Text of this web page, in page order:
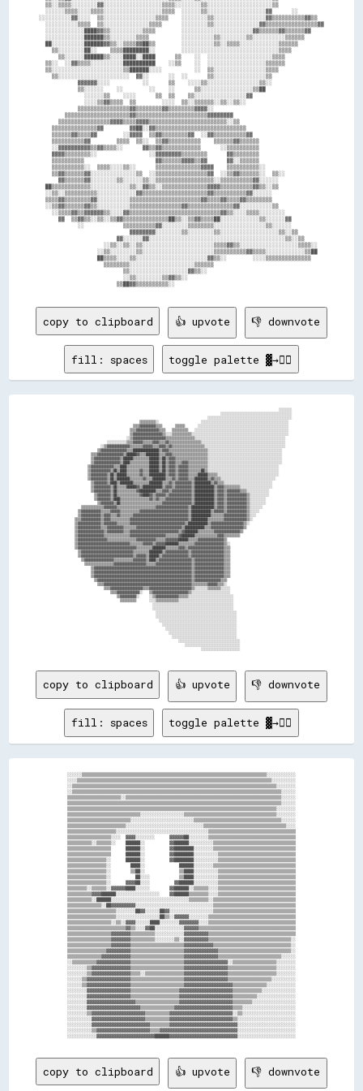
  ▒▒░░▒▒▒▒░░░░░░░░▓▓░░░░░░░░░░░░░░░░░░▒▒▒▒░░░░░░░░▒▒░░░░░░░░░░░░░░░░░░░░▒▒
  ░░░░░░▒▒▒▒░░░░▒▒▒▒░░░░░░░░░░░░░░░░░░▒▒▒▒  ░░░░░░▒▒░░░░░░░░░░░░░░░░░░▓▓      ░░
░░░░░░░░░░▓▓░░░░  ▒▒░░░░░░░░░░░░░░░░▒▒▒▒    ░░░░░░░░▒▒░░░░░░░░░░░░░░░░▓▓▒▒▒▒▒▒▒▒▒▒▓▓▒▒
  ░░░░░░░░░░▒▒▒▒  ▒▒░░░░░░░░░░░░░░▒▒▒▒      ░░░░░░░░▒▒░░░░░░░░░░░░░░▓▓▒▒▒▒▒▒▒▒▒▒▒▒▒▒▒▒▓▓
  ░░░░░░░░░░░░████▓▓▒▒░░░░░░░░░░▒▒▒▒        ░░░░░░░░░░░░░░░░░░░░░░▓▓▒▒▒▒▒▒▓▓▒▒▒▒▒▒▓▓
  ░░░░░░░░░░░░██████▒▒░░░░░░░░▒▒▒▒          ░░░░░░░░░░▒▒░░░░░░░░▒▒░░░░░░░░░░▒▒▒▒▒▒
  ██░░░░░░░░░░██████▓▓▒▒░░▒▒▒▒▓▓██▒▒        ░░░░░░░░░░▒▒░░▒▒▒▒░░░░░░░░░░░░▒▒▒▒▒▒
    ▒▒░░░░░░░░██░░    ▒▒▒▒████████░░        ░░░░░░░░░░░░░░░░░░░░░░░░░░░░░░▒▒▒▒
      ▒▒░░░░░░██████▒▒░░░░████░░████      ▒▒    ░░  ░░░░░░░░░░░░░░░░░░░░▒▒▒▒
  ▒▒░░  ░░▓▓▒▒▒▒░░░░░░░░░░██████████    ░░▒▒    ░░  ░░░░░░░░░░░░░░░░░░▒▒▒▒▒▒
  ▒▒░░░░░░░░░░░░░░░░░░░░░░▒▒██████░░░░          ░░  ▒▒░░░░░░░░░░░░░░░░▒▒▒▒
    ▒▒░░░░░░░░░░░░░░░░░░░░░░  ▓▓░░      ░░  ░░      ▒▒░░░░░░░░░░░░░░░░▒▒
            ▓▓▓▓▓▓░░░░          ░░      ▒▒    ░░░░▒▒░░░░░░░░░░░░░░░░▒▒░░
            ▒▒░░░░░░    ░░        ░░    ░░      ▒▒░░░░░░░░░░░░░░░░▒▒██
              ░░░░░░▒▒    ░░░░      ▒▒  ▒▒    ▒▒░░░░░░░░░░░░░░░░▓▓
              ░░░░▒▒▓▓▒▒▒▒  ▒▒        ░░░░  ▒▒░░▒▒▒▒▒▒░░▒▒░░▒▒░░
            ▒▒▒▒▒▒▒▒▒▒▒▒▒▒▒▒▓▓▒▒▒▒▒▒▒▒▓▓▒▒▒▒▒▒▒▒▓▓▓▓░░
        ▒▒▒▒▒▒▒▒▒▒▒▒▒▒▒▒▒▒▒▒▓▓▒▒▒▒▒▒▒▒▒▒▒▒▒▒▒▒▒▒▒▒▒▒▓▓▓▓▓▓▓▓
      ▒▒▒▒▒▒▒▒▒▒▒▒▒▒▒▒▓▓▓▓▒▒▒▒▓▓▓▓▒▒▒▒▒▒▒▒▒▒▒▒▒▒▒▒▒▒▒▒▒▒▒▒░░▒▒
    ▒▒▒▒▒▒▒▒▒▒▒▒▒▒▓▓        ▓▓██░░▓▓▒▒▒▒▒▒▒▒▒▒▒▒▒▒▒▒▒▒▒▒▒▒▒▒▒▒▒▒
    ▒▒▒▒▒▒▓▓▒▒▒▒▓▓        ░░▓▓▓▓  ▒▒▓▓▒▒▒▒▒▒▒▒▓▓  ░░▓▓▒▒▒▒▒▒▒▒▒▒▓▓
    ▒▒▒▒▒▒▒▒▒▒▓▓        ▒▒▒▒  ▒▒░░  ▒▒▓▓▒▒▒▒▒▒▒▒▒▒    ▒▒▒▒▒▒▓▓▒▒▒▒▒▒
    ░░▓▓▓▓▓▓▓▓▓▓▒▒▓▓▒▒▒▒░░      ▓▓▒▒▓▓▒▒▒▒▒▒▒▒▒▒▒▒      ░░▒▒▒▒▒▒▒▒▒▒
    ▓▓▓▓▒▒▒▒▒▒▒▒░░                ░░▓▓▓▓▓▓▓▓▒▒▒▒▒▒▒▒      ▓▓▒▒▒▒▒▒▒▒
    ▒▒▒▒▒▒▒▒▒▒                      ▓▓▒▒▒▒▒▒▓▓▓▓▒▒▓▓      ▓▓░░▒▒▒▒▒▒
    ▒▒▒▒▒▒▒▒▒▒░░  ▒▒▒▒░░░░▒▒░░      ▒▒▒▒▒▒▒▒▒▒▒▒▒▒▓▓▓▓    ▒▒▒▒▒▒▒▒▒▒░░
    ▒▒▓▓▒▒▒▒▒▒▓▓░░░░░░░░░░░░░░▒▒  ░░▒▒▒▒▒▒▒▒▒▒▒▒▒▒▒▒▓▓  ░░▒▒▓▓▒▒▒▒▒▒░░  ▒▒░░
      ▓▓▒▒▒▒▒▒▓▓░░░░░░░░▒▒░░░░░░▒▒░░▒▒▒▒▒▒▒▒▒▒▒▒▒▒▒▒▒▒░░▒▒▒▒▒▒▒▒▒▒▓▓░░░░░░
  ██▒▒▒▒▒▒▒▒▒▒▒▒░░░░░░░░░░░░▒▒░░▓▓▒▒░░▒▒▒▒▒▒▒▒▒▒▒▒▒▒▓▓▓▓▒▒▒▒▒▒▒▒▒▒▓▓▒▒░░▒▒
  ░░▒▒░░▒▒▒▒▒▒▒▒▒▒░░░░░░░░░░░░▓▓▒▒▒▒▒▒▒▒▒▒▒▒▒▒▒▒▒▒▒▒▓▓▒▒▒▒▒▒▒▒▒▒▓▓░░░░░░
  ▒▒▒▒▓▓▒▒▒▒▒▒▒▒▓▓░░░░░░░░░░▒▒▒▒▒▒▒▒▒▒▒▒▒▒▒▒▒▒▒▒▒▒▓▓▒▒▒▒▓▓▒▒▒▒▓▓▒▒▒▒▒▒▒▒
  ░░▒▒▓▓▒▒▒▒▒▒▓▓▒▒░░░░░░░░░░▒▒▒▒▒▒▒▒▒▒▒▒▒▒▒▒▓▓▒▒▒▒▒▒▒▒▒▒▒▒▒▒▓▓░░░░░░░░░░▒▒
    ░░▒▒▒▒▓▓▒▒▓▓▓▓▓▓▒▒░░░░▓▓▒▒▒▒▒▒▒▒▒▒▒▒▒▒▒▒▒▒▒▒▒▒▒▒▒▒▒▒▓▓▒▒░░░░▒▒▒▒░░░░░░░░
      ▓▓  ▒▒▓▓▒▒░░▒▒░░▒▒▓▓▒▒▒▒▒▒▒▒▒▒▒▒▒▒██▒▒░░▒▒▓▓▒▒▒▒██░░░░░░░░░░░░▒▒░░░░░░▓▓
            ░░            ▒▒▒▒▒▒▒▒▒▒▓▓░░░░░░░░▒▒▒▒▒▒▒▒░░░░░░░░░░░░░░░░▒▒░░░░░░
                            ▓▓▓▓▓▓▓▓░░░░░░░░▒▒░░░░░░░░▒▒░░░░░░░░░░░░░░░░░░▒▒░░▒▒
                        ▓▓░░░░░░▓▓░░░░░░░░░░░░░░░░░░░░░░░░░░░░░░░░░░░░░░░░░░▒▒░░▒▒
                    ░░▒▒░░▒▒░░▒▒░░░░░░░░░░░░░░░░░░░░░░▒▒▒▒▓▓▒▒░░░░░░░░░░░░░░░░░░▒▒▒▒░░
                  ░░▒▒░░░░░░░░▒▒░░░░░░░░░░░░░░░░░░░░░░▒▒▒▒▒▒▒▒▒▒▓▓▒▒▒▒░░░░░░░░░░░░▒▒██
                  ██▒▒▒▒░░░░▒▒░░░░░░░░░░░░░░░░░░░░░░▓▓▒▒░░        ░░░░▒▒▒▒▒▒▒▒▒▒▒▒▒▒
                    ▒▒▒▒▒▒▒▒░░░░░░░░░░░░░░░░░░░░▒▒▒▒▒▒
                          ▒▒░░░░░░░░░░░░░░░░░░▓▓▒▒░░
                          ░░▒▒░░░░░░░░▒▒▓▓▒▒░░
copy to clipboard 👍 upvote 👎 downvote
fill: spaces toggle palette ▓→✊🏽
                                          ▒▒▒▒▒▒▒▒▒▒░░                          ░░░░░░░░░░░░░░░░░░░░░░░░░░░░░░░░░░░░░░░░░░░░░░░░░░░░░░
                                      ▒▒▒▒▓▓▓▓▓▓▓▓▓▓▒▒▒▒        ▒▒▒▒▒▒        ░░░░░░░░░░░░░░░░░░░░░░░░░░░░░░░░░░░░░░░░░░░░░░░░░░░░░░░░
                                    ▒▒▒▒▓▓▓▓▓▓▓▓▓▓▓▓▓▓▒▒▒▒    ▒▒▒▒▒▒▒▒▒▒    ░░░░░░░░░░░░░░░░░░░░░░░░░░░░░░░░░░░░░░░░░░░░░░░░░░░░░░░░░░
                                    ▒▒▓▓▓▓▓▓▓▓▓▓▓▓▓▓▓▓▓▓▒▒░░░░▒▒▒▒▒▒▒▒▒▒▒▒░░░░░░░░░░░░░░░░░░░░░░░░░░░░░░░░░░░░░░░░░░░░░░░░░░░░░░░░░░░░
                                  ░░▒▒▓▓▓▓▓▓▓▓▓▓▓▓▓▓▓▓▓▓▓▓▒▒▒▒▒▒▒▒▒▒▒▒▒▒▒▒▒▒░░░░░░░░░░░░░░░░░░░░░░░░░░░░░░░░░░░░░░░░░░░░░░░░░░░░░░░░
                      ░░░░░░░░░░░░▒▒▒▒▓▓▓▓▓▓▒▒▒▒▒▒▓▓▓▓▒▒▒▒▓▓▒▒▒▒▒▒▒▒▒▒▒▒▒▒▒▒▒▒▒▒░░░░░░░░░░░░░░░░░░░░░░░░░░░░░░░░░░░░░░░░░░░░░░░░░░░░
                  ░░▒▒▓▓▓▓▓▓▓▓▓▓▓▓▓▓▒▒▒▒▒▒▒▒▓▓▓▓▓▓▒▒▒▒▓▓▓▓▒▒▓▓▒▒▒▒▒▒▒▒▒▒▒▒▒▒▒▒▒▒▒▒░░░░░░░░░░░░░░░░░░░░░░░░░░░░░░░░░░░░░░░░░░░░░░░░░░
                ▒▒▓▓▓▓▓▓▓▓▓▓▓▓▓▓▓▓▒▒▒▒████████████████▒▒▓▓▓▓▒▒▒▒▒▒▒▒▒▒▒▒▒▒▒▒▒▒▒▒▒▒▒▒░░░░░░░░░░░░░░░░░░░░░░░░░░░░░░░░░░░░░░░░░░░░░░
            ▒▒▒▒▓▓▓▓▓▓▓▓▓▓▓▓▓▓▓▓▒▒██████▓▓▒▒▒▒████████▒▒▒▒▓▓▓▓▒▒▒▒▒▒▒▒▒▒▒▒▒▒▒▒▒▒▒▒▒▒░░░░░░░░░░░░░░░░░░░░░░░░░░░░░░░░░░░░░░░░░░░░░░
            ▒▒▓▓▓▓▓▓▓▓▓▓▓▓▓▓▓▓▒▒██████▒▒▒▒▒▒▒▒▒▒██████▒▒██▒▒▓▓▓▓▒▒▒▒▒▒▒▒▒▒▒▒▒▒▒▒▒▒▒▒░░░░░░░░░░░░░░░░░░░░░░░░░░░░░░░░░░░░░░░░░░░░░░
            ▒▒▓▓▓▓▓▓▓▓▓▓▓▓▓▓▓▓▒▒████▒▒▒▒▒▒▒▒▒▒▒▒██████▒▒██▒▒▓▓▓▓▒▒▒▒▓▓▓▓▒▒▒▒▒▒▒▒▒▒▒▒░░░░░░░░░░░░░░░░░░░░░░░░░░░░░░░░░░░░░░░░░░░░░░
          ▒▒▓▓▓▓▓▓▓▓▓▓▓▓▓▓▒▒▒▒████▒▒▒▒▒▒▒▒▒▒▒▒▒▒██████▒▒██▒▒▓▓▓▓▒▒▓▓▓▓▓▓▒▒▒▒▒▒▒▒▒▒▒▒░░░░░░░░░░░░░░░░░░░░░░░░░░░░░░░░░░░░░░░░░░░░
          ▒▒▓▓▓▓▓▓▓▓▓▓▓▓▒▒██▒▒████▒▒▒▒▒▒▒▒▓▓▒▒▒▒██████▒▒██▒▒▓▓▓▓▒▒▓▓▓▓▓▓▒▒▒▒▒▒▒▒██▒▒░░░░░░░░░░░░░░░░░░░░░░░░░░░░░░░░░░░░░░░░░░░░
          ▒▒▓▓▓▓▓▓▓▓▓▓▒▒██▒▒██████▒▒▒▒▒▒▒▒▓▓▒▒▒▒██████████▒▒▓▓▓▓▒▒▓▓▓▓▓▓▒▒▒▒▒▒██████▒▒▒▒▒▒░░░░░░░░░░░░░░░░░░░░░░░░░░░░░░░░░░░░░░
          ▒▒▓▓▓▓▓▓▓▓▓▓▒▒██▒▒████████▒▒▒▒▒▒▒▒▓▓▒▒▒▒████████▒▒▒▒▓▓▒▒▓▓▓▓▓▓▒▒▒▒████████▒▒▓▓▒▒▒▒░░░░░░░░░░░░░░░░░░░░░░░░░░░░░░░░░░
            ▒▒▓▓▓▓▓▓▓▓▒▒████▒▒████████▒▒▒▒▒▒▒▒▒▒████████▒▒▒▒▓▓▒▒▓▓▓▓▓▓▓▓▓▓▒▒██████████▒▒▓▓▒▒▒▒░░░░░░░░░░░░░░░░░░░░░░░░░░░░░░
            ▒▒▓▓▓▓▓▓▓▓▓▓▒▒██▒▒▒▒▒▒██████▓▓▒▒████████████▒▒▓▓▓▓▒▒▓▓▓▓▓▓▓▓▓▓▒▒████████████▒▒▓▓▓▓▒▒▒▒▒▒▒▒▒▒░░░░░░░░░░░░░░░░░░░░
            ▒▒▓▓▓▓▓▓▓▓▓▓▒▒██▒▒▒▒▒▒▒▒▒▒▒▒▓▓██████████▒▒▒▒▓▓▓▓▒▒▓▓▓▓▓▓▓▓▓▓▓▓▒▒████████████▒▒▓▓▓▓▒▒▓▓▓▓▓▓▓▓▒▒▒▒░░░░░░░░░░░░░░
              ▒▒▓▓▓▓▓▓▓▓▒▒██▒▒▒▒▒▒▒▒▒▒▒▒▒▒▓▓████▓▓▒▒▓▓▓▓▓▓▒▒▓▓▓▓▓▓▓▓▓▓▓▓▓▓▒▒████████████▒▒▓▓▓▓▒▒▓▓▓▓▓▓▓▓▓▓▓▓▒▒░░░░░░░░░░░░
              ▒▒▓▓▓▓▓▓▓▓▒▒████▒▒▒▒▒▒▒▒▒▒▒▒▒▒▒▒▒▒▓▓▒▒▓▓▒▒▒▒▓▓▓▓▓▓▓▓▓▓▓▓▓▓▓▓▒▒████████████▒▒▓▓▓▓▒▒▓▓▓▓▓▓▓▓▓▓▓▓▒▒░░░░░░░░░░
                ▒▒▓▓▓▓▓▓▓▓▒▒██▒▒▒▒▒▒▒▒▒▒▒▒▒▒▒▒▒▒▒▒▒▒▒▒▒▒▓▓▓▓▓▓▓▓▓▓▓▓▓▓▓▓▓▓▒▒████████████▒▒▓▓▓▓▒▒▓▓▓▓▓▓▓▓▓▓▓▓▒▒░░░░░░░░░░
      ▒▒▒▒▒▒▒▒▒▒▒▒▒▒▓▓▓▓▓▓▓▓▒▒▒▒▒▒▒▒▒▒▒▒▒▒▒▒▒▒▒▒▒▒▒▒▓▓▓▓▓▓▓▓▓▓▓▓▓▓▓▓▓▓▓▓▒▒██████████████▒▒▓▓▓▓▒▒▓▓▓▓▓▓▓▓▓▓▓▓▒▒░░░░░░░░
    ▒▒▓▓▓▓▓▓▓▓▓▓▓▓▒▒▒▒▒▒▓▓▓▓▓▓▒▒▒▒▒▒▒▒▒▒▒▒▓▓▓▓▓▓▓▓▓▓▓▓▓▓▓▓▓▓▓▓▓▓▓▓▓▓▓▓▓▓▒▒████████████▒▒▓▓▓▓▓▓▒▒▓▓▓▓▓▓▓▓▓▓▓▓▒▒░░░░░░
    ▒▒▓▓▓▓▓▓▓▓▓▓▓▓▒▒▓▓▓▓▒▒▒▒▓▓▒▒▒▒▒▒▒▒▓▓▓▓▓▓▓▓▓▓▓▓▓▓▓▓▓▓▓▓▓▓▓▓▓▓▓▓▓▓▓▓▓▓▒▒████████████▒▒▒▒▒▒▒▒▓▓▓▓▓▓▓▓▓▓▓▓▓▓▒▒░░░░
  ▒▒▒▒▓▓▓▓▓▓▓▓▓▓▓▓▒▒▓▓▓▓▒▒▒▒▒▒▒▒▒▒▒▒▓▓▓▓▓▓▓▓▓▓▓▓▓▓▓▓▓▓▓▓▓▓▓▓▓▓▓▓▓▓▓▓▓▓▓▓▒▒██████████▒▒▒▒▒▒▒▒▒▒▓▓▓▓▓▓▓▓▓▓▓▓▓▓▒▒░░
  ▒▒▓▓▓▓▓▓▓▓▓▓▓▓▓▓▒▒▓▓▓▓▓▓▓▓▒▒▒▒▒▒▒▒▓▓▓▓▓▓▓▓▓▓▓▓▓▓▓▓▓▓▓▓▓▓▓▓▓▓▓▓▓▓▓▓▓▓▒▒████████████▒▒▓▓▓▓▓▓▓▓▓▓▓▓▓▓▓▓▓▓▓▓▒▒░░
  ▒▒▓▓▓▓▓▓▓▓▓▓▓▓▓▓▒▒▒▒▓▓▓▓▓▓▓▓▓▓▒▒▒▒▒▒▒▒▓▓▓▓▓▓▓▓▓▓▓▓▓▓▓▓▓▓▓▓▓▓▓▓▓▓▓▓▒▒████████████▒▒▒▒▓▓▓▓▓▓▓▓▓▓▓▓▓▓▓▓▓▓▓▓▒▒
  ▒▒▓▓▓▓▓▓▓▓▓▓▓▓▓▓▓▓▒▒▓▓▓▓▓▓▓▓▓▓▒▒▒▒▓▓▓▓▓▓▓▓▓▓▓▓▓▓▓▓▓▓▓▓▓▓▓▓▓▓▓▓▓▓▒▒▓▓████████▒▒▒▒▒▒▒▒▒▒▓▓▓▓▓▓▓▓▓▓▓▓▓▓▓▓▒▒
  ▒▒▓▓▓▓▓▓▓▓▓▓▓▓▓▓▓▓▒▒▒▒▒▒▒▒▒▒▒▒▒▒▒▒▓▓▓▓▓▓▓▓▓▓▓▓▓▓▓▓▓▓▓▓▓▓▒▒▒▒▒▒▒▒▓▓████████▒▒▒▒▒▒▒▒▒▒▒▒▒▒▓▓▓▓▒▒▒▒▒▒▒▒▒▒
  ▒▒▓▓▓▓▓▓▓▓▓▓▓▓▓▓▓▓▓▓▒▒▒▒▒▒▒▒▒▒▒▒▒▒▒▒▒▒▓▓▓▓▓▓▓▓▓▓▓▓▒▒▒▒▒▒▓▓▓▓▓▓▓▓██████▒▒▒▒▒▒▓▓▓▓▓▓▓▓▓▓▓▓▓▓▓▓▒▒
  ▒▒▓▓▓▓▓▓▓▓▓▓▓▓▓▓▓▓▓▓▓▓▓▓▓▓▓▓▓▓▓▓▓▓▒▒▒▒▒▒▒▒▓▓▓▓▓▓▒▒▓▓▓▓▓▓████████▒▒▒▒▒▒▒▒▒▒▓▓▓▓▓▓▓▓▓▓▓▓▓▓▓▓▓▓▒▒░░
  ▒▒▓▓▓▓▓▓▓▓▓▓▓▓▓▓▓▓▓▓▓▓▓▓▓▓▓▓▓▓▓▓▓▓▓▓▓▓▒▒▒▒▒▒▒▒▒▒████████▒▒▒▒▒▒▒▒▓▓▓▓▒▒▓▓▓▓▓▓▓▓▓▓▓▓▓▓▓▓▓▓▓▓▓▓▒▒▒▒
    ▒▒▓▓▓▓▓▓▓▓▓▓▓▓▓▓▓▓▓▓▓▓▓▓▓▓▓▓▓▓▓▓▓▓▒▒▒▒▒▒▒▒▒▒████████▒▒▓▓▓▓▓▓▓▓▓▓▓▓▓▓▒▒▓▓▓▓▓▓▓▓▓▓▓▓▓▓▓▓▓▓▓▓▒▒▒▒
    ▒▒▓▓▓▓▓▓▓▓▓▓▓▓▓▓▓▓▓▓▓▓▓▓▓▓▓▓▓▓▓▓▓▓▒▒▓▓▓▓▓▓▒▒██████▒▒▓▓▓▓▓▓▓▓▓▓▓▓▓▓▓▓▒▒▓▓▓▓▓▓▓▓▓▓▓▓▓▓▓▓▓▓▓▓▒▒▒▒
      ▒▒▓▓▓▓▓▓▓▓▓▓▓▓▓▓▓▓▓▓▒▒▒▒▒▒▒▒▒▒▒▒▓▓▓▓▓▓▓▓▒▒████▒▒▓▓▓▓▓▓▓▓▓▓▓▓▓▓▓▓▓▓▓▓▒▒▓▓▓▓▓▓▓▓▓▓▓▓▓▓▓▓▓▓▒▒▒▒
        ▒▒▒▒▒▒▒▒▒▒▒▒▒▒▒▒▒▒▓▓▓▓▓▓▓▓▓▓▓▓▓▓▓▓▓▓▓▓▒▒▒▒▒▒▓▓▓▓▓▓▓▓▓▓▓▓▓▓▓▓▓▓▓▓▓▓▒▒▓▓▓▓▓▓▓▓▓▓▓▓▓▓▓▓▓▓▒▒▒▒
            ▒▒▓▓▓▓▓▓▓▓▓▓▓▓▓▓▓▓▓▓▓▓▓▓▓▓▓▓▓▓▓▓▓▓▓▓▓▓▓▓▓▓▓▓▓▓▓▓▓▓▓▓▓▓▓▓▓▓▓▓▓▓▒▒▓▓▓▓▓▓▓▓▓▓▓▓▓▓▓▓▓▓▒▒▒▒
            ▒▒▓▓▓▓▓▓▓▓▓▓▓▓▓▓▓▓▓▓▓▓▓▓▓▓▓▓▓▓▓▓▓▓▓▓▓▓▓▓▓▓▓▓▓▓▓▓▓▓▓▓▓▓▓▓▓▓▓▓▓▓▒▒▓▓▓▓▓▓▓▓▓▓▓▓▓▓▓▓▓▓▒▒▒▒
            ▒▒▓▓▓▓▓▓▓▓▓▓▓▓▓▓▓▓▓▓▓▓▓▓▓▓▓▓▓▓▓▓▓▓▓▓▓▓▓▓▓▓▓▓▓▓▓▓▓▓▓▓▓▓▓▓▓▓▓▓▓▓▒▒▓▓▓▓▓▓▓▓▓▓▓▓▓▓▓▓▓▓▒▒▒▒
              ▒▒▓▓▓▓▓▓▓▓▓▓▓▓▓▓▓▓▓▓▓▓▓▓▓▓▓▓▓▓▓▓▓▓▓▓▓▓▓▓▓▓▓▓▓▓▓▓▓▓▓▓▓▓▓▓▓▓▓▓▒▒▓▓▓▓▓▓▓▓▓▓▓▓▓▓▓▓▒▒▒▒
                ▒▒▒▒▓▓▓▓▓▓▓▓▓▓▓▓▓▓▓▓▓▓▓▓▓▓▓▓▓▓▓▓▓▓▓▓▓▓▓▓▓▓▓▓▓▓▓▓▓▓▓▓▓▓▓▓▓▓▒▒▒▒▒▒▒▒▒▒▓▓▓▓▓▓▒▒▒▒░░
                    ▒▒▒▒▓▓▓▓▓▓▓▓▓▓▓▓▓▓▓▓▓▓▓▓▒▒▒▒▓▓▓▓▓▓▓▓▓▓▓▓▓▓▓▓▓▓▓▓▓▓▓▓▓▓▒▒░░░░░░░░▒▒▒▒▒▒▒▒░░░░░░
                        ▒▒▒▒▓▓▓▓▓▓▓▓▓▓▓▓▓▓░░    ▒▒▓▓▓▓▓▓▓▓▓▓▓▓▓▓▓▓▓▓▓▓▓▓▒▒░░░░░░░░░░░░░░░░░░░░░░░░
                            ▒▒▓▓▓▓▓▓▓▓▓▓░░      ░░▒▒▓▓▓▓▓▓▓▓▓▓▓▓▓▓▒▒▒▒▒▒░░░░░░░░░░░░░░░░░░░░░░░░░░░░
                              ▒▒▒▒▒▒▒▒▒▒        ░░░░▒▒▒▒▒▒▒▒▒▒▒▒▒▒░░░░░░░░░░░░░░░░░░░░░░░░░░░░░░░░░░
copy to clipboard 👍 upvote 👎 downvote
fill: spaces toggle palette ▓→✊🏽
░░░░░░▒▒▒▒▒▒▒▒▒▒▒▒▒▒▒▒▒▒▒▒▒▒▒▒▒▒▒▒▒▒▒▒▒▒▒▒▒▒▒▒▒▒▒▒▒▒▒▒▒▒▒▒▒▒▒▒▒▒▒▒▒▒▒▒▒▒▒▒▒▒▒▒▒▒▒▒░░░░░░░░░░░░
░░░░▒▒▒▒▒▒▒▒▒▒▒▒▒▒▒▒▒▒▒▒▒▒▒▒▒▒▒▒▒▒▒▒▒▒▒▒▒▒▒▒▒▒▒▒▒▒▒▒▒▒▒▒▒▒▒▒▒▒▒▒▒▒▒▒▒▒▒▒▒▒▒▒▒▒▒▒▒▒▒▒░░░░░░░░░░
░░▒▒▒▒▒▒▒▒▒▒▒▒▒▒▒▒▒▒▒▒▒▒▒▒▒▒▒▒▒▒▒▒▒▒▒▒▒▒▒▒▒▒▒▒▒▒▒▒▒▒▒▒▒▒▒▒▒▒▒▒▒▒▒▒▒▒▒▒▒▒▒▒▒▒▒▒▒▒▒▒▒▒▒▒░░░░░░░░
░░▒▒▒▒▒▒▒▒▒▒▒▒▒▒▒▒▒▒▒▒▒▒▒▒▒▒▒▒▒▒▒▒▒▒▒▒▒▒▒▒▒▒▒▒▒▒▒▒▒▒▒▒▒▒▒▒▒▒▒▒▒▒▒▒▒▒▒▒▒▒▒▒▒▒▒▒▒▒▒▒▒▒▒▒▒▒░░░░░░
▒▒▒▒▒▒▒▒▒▒▒▒▒▒▒▒▒▒▒▒▒▒░░▒▒▒▒▒▒▒▒▒▒▒▒▒▒▒▒▒▒▒▒▒▒▒▒▒▒▒▒▒▒▒▒▒▒▒▒▒▒▒▒▒▒▒▒▒▒▒▒▒▒▒▒▒▒▒▒▒▒▒▒▒▒▒▒░░░░░░
▒▒▒▒▒▒▒▒▒▒▒▒▒▒▒▒▒▒▒▒▒▒▒▒▒▒▒▒▒▒▒▒▒▒▒▒▒▒▒▒▒▒▒▒▒▒▒▒▒▒▒▒▒▒▒▒▒▒▒▒▒▒▒▒▒▒▒▒▒▒▒▒▒▒▒▒▒▒▒▒▒▒▒▒▒▒▒▒░░░░░░
▒▒▒▒▒▒▒▒▒▒▒▒▒▒▒▒▒▒▒▒▒▒▒▒▒▒▒▒▒▒▒▒▒▒▒▒▒▒▒▒▒▒▒▒▒▒▒▒▒▒▒▒▒▒▒▒▒▒▒▒▒▒▒▒▒▒▒▒▒▒▒▒▒▒▒▒▒▒▒▒▒▒▒▒▒▒░░░░░░░░
▒▒▒▒▒▒▒▒▒▒▒▒▒▒▒▒▒▒▒▒▒▒▒▒▒▒▒▒▒▒░░░░░░░░░░░░░░░░░░▒▒▒▒▒▒▒▒▒▒▒▒▒▒▒▒▒▒▒▒▒▒▒▒▒▒▒▒▒▒▒▒▒▒▒▒▒▒░░░░░░░░
▒▒▒▒▒▒▒▒▒▒▒▒▒▒▒▒▒▒▒▒▒▒▒▒▒▒░░░░░░░░░░░░░░░░░░░░░░░░░░▒▒▒▒▒▒▒▒▒▒▒▒▒▒▒▒▒▒▒▒▒▒▒▒▒▒▒▒▒▒▒▒▒▒▒▒░░░░░░
▒▒▒▒▒▒▒▒▒▒▒▒▒▒▒▒▒▒▒▒▒▒▒▒░░░░░░░░░░░░░░░░░░░░░░░░░░░░░░░░▒▒▒▒▒▒▒▒▒▒▒▒▒▒▒▒▒▒▒▒▒▒▒▒▒▒▒▒▒▒▒▒▒▒░░░░
▒▒▒▒▒▒▒▒▒▒▒▒▒▒▒▒▒▒▒▒░░░░░░░░░░░░░░░░░░░░░░░░░░░░░░░░░░░░░░▒▒▒▒▒▒▒▒▒▒▒▒▒▒▒▒▒▒▒▒▒▒▒▒▒▒▒▒▒▒▒▒▒▒▒▒
▒▒▒▒▒▒▒▒▒▒▒▒▒▒▒▒▒▒░░░░  ▓▓▓▓░░░░░░░░      ▓▓▓▓▓▓██░░░░░░░░▒▒▒▒▒▒▒▒▒▒▒▒▒▒▒▒▒▒▒▒▒▒▒▒▒▒▒▒▒▒▒▒▒▒▒▒
▒▒▒▒▒▒▒▒▒▒░░▒▒▒▒▒▒░░    ██████░░          ▓▓██████░░░░░░░░░░▒▒▒▒▒▒▒▒▒▒▒▒▒▒▒▒▒▒▒▒▒▒▒▒▒▒▒▒▒▒▒▒▒▒
▒▒▒▒▒▒▒▒▒▒▒▒▒▒▒▒▒▒      ██████░░          ▓▓████████░░░░░░░░▒▒▒▒▒▒▒▒▒▒▒▒▒▒▒▒▒▒▒▒▒▒▒▒▒▒▒▒▒▒▒▒▒▒
▒▒▒▒▒▒▒▒▒▒▒▒▒▒▒▒▒▒      ██████░░          ▓▓████████░░░░░░░░░░▒▒▒▒▒▒▒▒▒▒▒▒▒▒▒▒▒▒▒▒▒▒▒▒▒▒▒▒▒▒▒▒
▒▒▒▒▒▒▒▒▒▒▒▒▒▒▒▒░░      ██████░░          ▓▓████████░░░░░░░░░░▒▒▒▒▒▒▒▒▒▒▒▒▒▒▒▒▒▒▒▒▒▒▒▒▒▒▒▒▒▒▒▒
▒▒▒▒▒▒▒▒▒▒▒▒▒▒▒▒░░        ████░░              ██████░░░░░░░░▒▒▒▒▒▒▒▒▒▒▒▒▒▒▒▒▒▒▒▒▒▒▒▒▒▒▒▒▒▒▒▒▒▒
▒▒▒▒▒▒▒▒▒▒▒▒▒▒▒▒░░        ▒▒██░░              ▒▒████░░░░░░░░░░▒▒▒▒▒▒▒▒▒▒▒▒▒▒▒▒▒▒▒▒▒▒▒▒▒▒▒▒▒▒▒▒
▒▒▒▒▒▒▒▒▒▒▒▒▒▒▒▒░░          ██░░░░            ▒▒████░░░░░░░░░░▒▒▒▒▒▒▒▒▒▒▒▒▒▒▒▒▒▒▒▒▒▒▒▒▒▒▒▒▒▒▒▒
▒▒▒▒▒▒▒▒▒▒▒▒▒▒▒▒░░      ▓▓▓▓██░░░░          ▓▓██████░░░░░░░░░░▒▒▒▒▒▒▒▒▒▒▒▒▒▒▒▒▒▒▒▒▒▒▒▒▒▒▒▒▒▒▒▒
▒▒▒▒▒▒▒▒░░▒▒▒▒▒▒░░▓▓▓▓▓▓████░░░░░░        ▓▓██████░░▒▒▒▒▒▒░░░░▒▒▒▒▒▒▒▒▒▒▒▒▒▒▒▒▒▒▒▒▒▒▒▒▒▒▒▒▒▒▒▒
▒▒▒▒▒▒▒▒▒▒▓▓▓▓██████░░░░░░░░░░░░░░░░░░    ▓▓██████▒▒▒▒▒▒▒▒░░░░▒▒▒▒▒▒▒▒▒▒▒▒▒▒▒▒▒▒▒▒▒▒▒▒▒▒▒▒▒▒▒▒
▒▒▒▒▒▒▒▒▒▒░░██████░░░░░░░░░░░░░░░░░░░░░░░░░░░░░░░░▒▒▒▒▒▒▒▒░░▒▒▒▒▒▒▒▒▒▒▒▒▒▒▒▒▒▒▒▒▒▒▒▒▒▒▒▒▒▒▒▒▒▒
▒▒▒▒▒▒▒▒▒▒▒▒▒▒░░██▓▓▓▓▓▓▓▓▓▓░░░░░░░░░░░░░░░░░░░░░░░░░░░░░░░░▒▒▒▒▒▒▒▒▒▒▒▒▒▒▒▒▒▒▒▒▒▒▒▒▒▒▒▒▒▒▒▒▒▒
▒▒▒▒▒▒▒▒▒▒▒▒▒▒▒▒▒▒▒▒░░░░░░░░██▓▓░░░░░░██▓▓░░░░░░░░░░░░░░░░░░▒▒▒▒▒▒▒▒▒▒▒▒▒▒▒▒▒▒▒▒▒▒▒▒▒▒▒▒▒▒▒▒▒▒
▒▒▒▒▒▒▒▒▒▒▒▒▒▒▒▒▒▒▒▒░░░░░░░░░░░░░░░░░░██▒▒░░▓▓▓▓▓▓░░░░░░░░▒▒▒▒▒▒▒▒▒▒▒▒▒▒▒▒▒▒▒▒▒▒▒▒▒▒▒▒▒▒▒▒▒▒▒▒
▒▒▒▒▒▒▒▒▒▒▒▒▒▒▒▒▒▒░░▒▒░░▓▓▓▓░░░░░░████░░░░░░░░▓▓▓▓▓▓▓▓░░░░▒▒▒▒▒▒▒▒▒▒▒▒▒▒▒▒▒▒▒▒▒▒▒▒▒▒▒▒▒▒▒▒▒▒▒▒
▒▒▒▒▒▒▒▒▒▒▒▒▒▒▒▒▒▒▒▒▒▒▒▒▓▓▒▒░░░░▓▓██░░░░░░░░░░░░▓▓▓▓▓▓▒▒▒▒▒▒▒▒▒▒▒▒▒▒▒▒▒▒▒▒▒▒▒▒▒▒▒▒▒▒▒▒▒▒▒▒▒▒▒▒
▒▒▒▒▒▒▒▒▒▒▒▒▒▒▒▒▒▒▓▓▓▓▓▓▓▓▒▒▒▒▒▒▒▒▒▒░░░░░░░░░░░░▓▓▓▓▓▓▓▓▓▓▒▒▒▒▒▒▒▒▒▒▒▒▒▒▒▒▒▒▒▒▒▒▒▒▒▒▒▒▒▒▒▒▒▒▒▒
▒▒▒▒▒▒▒▒▒▒▒▒▒▒▒▒▒▒▓▓▓▓▓▓▓▓▒▒▒▒▒▒▒▒▒▒░░░░░░░░▒▒░░▓▓▓▓▓▓▓▓▓▓▒▒▒▒▒▒▒▒▒▒▒▒▒▒▒▒▒▒▒▒▒▒▒▒▒▒▒▒▒▒▒▒▒▒░░
▒▒▒▒▒▒▒▒▒▒▒▒▒▒▒▒▒▒▓▓▓▓▓▓▓▓▒▒▒▒▒▒▒▒▒▒▒▒▒▒▒▒▒▒▒▒▒▒▓▓▓▓▓▓▓▓▓▓▓▓▒▒▒▒▒▒▒▒▒▒▒▒▒▒▒▒▒▒▒▒▒▒▒▒▒▒▒▒▒▒▒▒░░
▒▒▒▒▒▒▒▒▒▒▒▒▒▒▒▒▓▓▓▓▓▓▓▓▓▓▒▒▒▒▒▒▒▒▒▒▒▒▒▒▒▒▒▒▒▒▒▒▓▓▓▓▓▓▓▓▓▓▓▓▓▓▒▒▒▒▒▒▒▒▒▒▒▒▒▒▒▒▒▒▒▒▒▒▒▒▒▒▒▒▒▒░░
▒▒▒▒▒▒▒▒▒▒▒▒▒▒▓▓▓▓▓▓▓▓▓▓▓▓▒▒▒▒▒▒▒▒▒▒▒▒▒▒▒▒▒▒▒▒▒▒▓▓▓▓▓▓▓▓▓▓▓▓▓▓▒▒▒▒▒▒▒▒▒▒▒▒▒▒▒▒▒▒▒▒▒▒▒▒▒▒░░░░░░
░░▒▒▒▒▒▒▒▒▒▒▓▓▓▓▓▓▓▓▓▓▓▓▓▓▒▒▒▒▒▒▒▒▒▒▒▒▒▒▒▒▒▒▒▒▒▒▓▓▓▓▓▓▓▓▓▓▓▓▓▓▓▓▓▓░░▒▒▒▒▒▒▒▒▒▒▒▒▒▒▒▒▒▒░░░░░░░░
░░░░░░░░▒▒▓▓▓▓▓▓▓▓▓▓▓▓▓▓▓▓▒▒▒▒▒▒▒▒▒▒▒▒▒▒▒▒▒▒▒▒▒▒▓▓▓▓▓▓▓▓▓▓▓▓▓▓▓▓▓▓▒▒▒▒▒▒▒▒▒▒▒▒▒▒▒▒▒▒▒▒░░░░░░░░
░░░░░░░░▒▒▓▓▓▓▓▓▓▓▓▓▓▓▓▓▓▓▒▒▒▒░░▒▒▒▒▒▒▒▒▒▒▒▒▒▒▒▒▓▓▓▓▓▓▓▓▓▓▓▓▓▓▓▓▓▓▒▒▒▒▒▒▒▒▒▒▒▒▒▒▒▒▒▒▒▒░░░░░░░░
░░░░░░▒▒▓▓▓▓▓▓▓▓▓▓▓▓▓▓▓▓▓▓▒▒▒▒▒▒▒▒▒▒▒▒▒▒▒▒▒▒▒▒▒▒▓▓▓▓▓▓▓▓▓▓▓▓▓▓▓▓▓▓▒▒▒▒▒▒▒▒▒▒▒▒▒▒▒▒▒▒░░░░░░░░░░
░░░░░░▒▒▓▓▓▓▓▓▓▓▓▓▓▓▓▓▓▓▓▓▒▒▒▒▒▒▒▒▒▒▒▒▒▒▒▒▒▒▒▒▒▒▓▓▓▓▓▓▓▓▓▓▓▓▓▓▓▓▓▓▓▓▒▒▒▒▒▒▒▒▒▒▒▒▒▒░░░░░░░░░░░░
░░░░░░░░▓▓▓▓▓▓▓▓▓▓▓▓▓▓▓▓▓▓▒▒▒▒▒▒▒▒▒▒▒▒▒▒▒▒▒▒▒▒▓▓▓▓▓▓▓▓▓▓▓▓▓▓▓▓▓▓▓▓▓▓▒▒▒▒▒▒▒▒▒▒▒▒░░░░░░░░░░░░░░
░░░░░░░░▓▓▓▓▓▓▓▓▓▓▓▓▓▓▓▓▓▓▒▒▒▒▒▒▒▒▒▒▒▒▒▒▒▒▒▒▒▒▓▓▓▓▓▓▓▓▓▓▓▓▓▓▓▓▓▓▓▓▓▓▒▒▒▒▒▒▒▒▒▒░░░░░░░░░░░░░░░░
░░░░░░░░▓▓▓▓▓▓▓▓▓▓▓▓▓▓▓▓▓▓▓▓▒▒▒▒▒▒▒▒▒▒▒▒▒▒▒▒▒▒▓▓▓▓▓▓▓▓▓▓▓▓▓▓▓▓▓▓▓▓▓▓▒▒▒▒▒▒▒▒░░░░░░░░░░░░░░░░░░
░░░░░░░░▓▓▓▓▓▓▓▓▓▓▓▓▓▓▓▓▓▓▓▓▓▓▒▒▒▒▒▒▒▒▒▒▒▒▒▒▓▓▓▓▓▓▓▓▓▓▓▓▓▓▓▓▓▓▓▓▓▓▓▓▒▒▒▒░░░░░░░░░░░░░░░░░░░░░░
░░░░░░░░▒▒▓▓▓▓▓▓▓▓▓▓▓▓▓▓▓▓▓▓▓▓▓▓▒▒▒▒▒▒▒▒▒▒▓▓▓▓▓▓▓▓▓▓▓▓▓▓▓▓▓▓▓▓▓▓▓▓▓▓░░▒▒░░░░░░░░░░░░░░░░░░░░░░
░░░░░░░░░░▓▓▓▓▓▓▓▓▓▓▓▓▓▓▓▓▓▓▓▓▓▓▒▒▒▒▒▒▒▒▒▒▓▓▓▓▓▓▓▓▓▓▓▓▓▓▓▓▓▓▓▓▓▓▓▓▓▓▒▒░░░░░░░░░░░░░░░░░░░░░░░░
░░░░░░░░░░▓▓▓▓▓▓▓▓▓▓▓▓▓▓▓▓▓▓▓▓▓▓▓▓▒▒▒▒▒▒▒▒▓▓▓▓▓▓▓▓▓▓▓▓▓▓▓▓▓▓▓▓▓▓▓▓▓▓▓▓░░░░░░░░░░░░░░░░░░░░░░░░
░░░░░░░░░░▒▒▓▓▓▓▓▓▓▓▓▓▓▓▓▓▓▓▓▓▓▓▓▓▒▒▒▒▓▓▓▓▓▓▓▓▓▓▓▓▓▓▓▓▓▓▓▓▓▓▓▓▓▓▓▓▓▓▓▓░░░░░░░░░░░░░░░░░░░░░░░░
copy to clipboard 👍 upvote 👎 downvote